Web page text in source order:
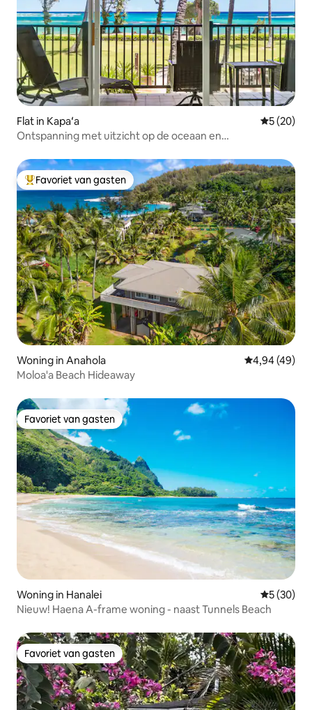
Flat in Kapaʻa
5 (20)
Ontspanning met uitzicht op de oceaan en
Topfavoriet van gasten
Favoriet van gasten
Woning in Anahola Gemiddelde
4,94 (49)
Moloa'a Beach Hideaway
Favoriet van gasten
Favoriet van gasten
Woning in Hanalei
5 (30)
Nieuw! Haena A-frame woning - naast Tunnels Beach
Favoriet van gasten
Favoriet van gasten